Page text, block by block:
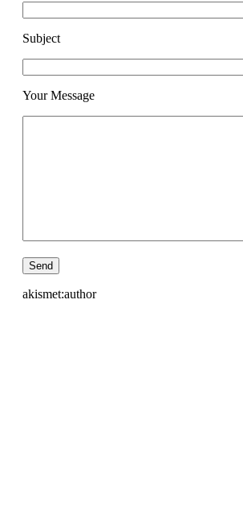
Subject
Your Message
akismet:author